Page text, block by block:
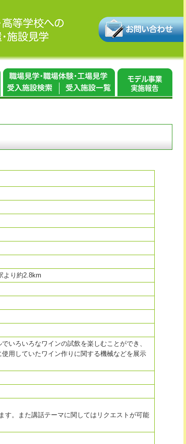
より約2.8km
いろいろなワインの試飲を楽しむことができ、
用していたワイン作りに関する機械などを展示
す。また講話テーマに関してはリクエストが可能